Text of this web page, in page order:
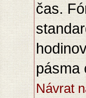
čas.
pásma
Návrat